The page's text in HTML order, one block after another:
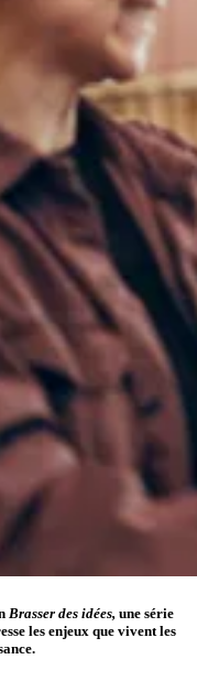
Brasser des idées, une série
les enjeux que vivent les